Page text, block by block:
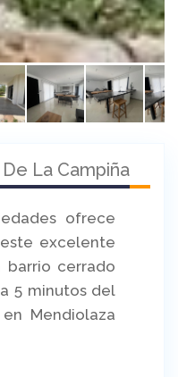
La Campiña
ofrece
excelente
barrio cerrado
5 minutos del
Mendiolaza